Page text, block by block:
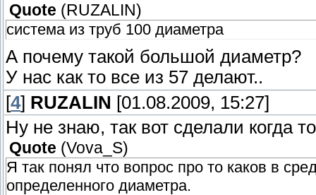
Quote (RUZALIN)
система из труб 100 диаметра
А почему такой большой диаметр?
У нас как то все из 57 делают..
[4] RUZALIN [01.08.2009, 15:27]
Ну не знаю, так вот сделали когда
Quote (Vova_S)
Я так понял что вопрос про то каков в
определенного диаметра.